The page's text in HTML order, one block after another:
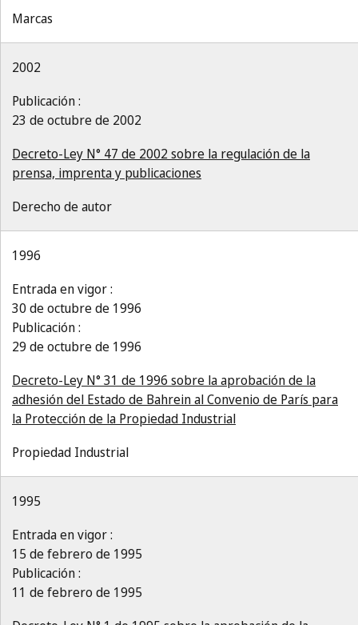
Marcas
2002
Publicación :
23 de octubre de 2002
Decreto-Ley N° 47 de 2002 sobre la regulación de la
prensa, imprenta y publicaciones
Derecho de autor
1996
Entrada en vigor :
30 de octubre de 1996
Publicación :
29 de octubre de 1996
Decreto-Ley N° 31 de 1996 sobre la aprobación de la
adhesión del Estado de Bahrein al Convenio de París para
la Protección de la Propiedad Industrial
Propiedad Industrial
1995
Entrada en vigor :
15 de febrero de 1995
Publicación :
11 de febrero de 1995